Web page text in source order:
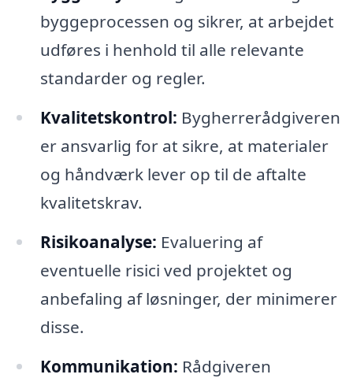
byggeprocessen og sikrer, at arbejdet
udføres i henhold til alle relevante
standarder og regler.
Kvalitetskontrol: Bygherrerådgiveren
er ansvarlig for at sikre, at materialer
og håndværk lever op til de aftalte
kvalitetskrav.
Risikoanalyse: Evaluering af
eventuelle risici ved projektet og
anbefaling af løsninger, der minimerer
disse.
Kommunikation: Rådgiveren